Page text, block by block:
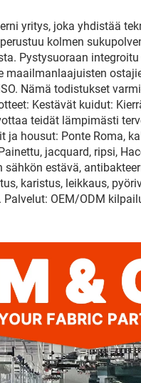
yritys, joka yhdistää
kolmen
Pystysuoraan
ISO. Nämä todistukset
Kestävät kuidut:
teidät lämpimästi
housut: Ponte Roma,
jacquard, ripsi,
estävä,
karistus, leikkaus,
OEM/ODM